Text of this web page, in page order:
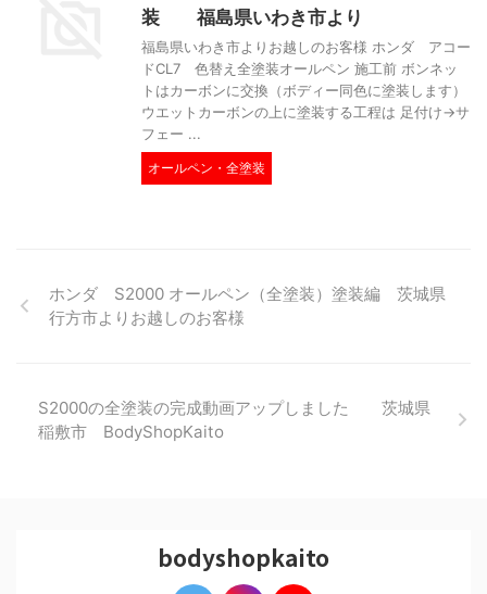
装 福島県いわき市より
福島県いわき市よりお越しのお客様 ホンダ アコー
ドCL7 色替え全塗装オールペン 施工前 ボンネッ
トはカーボンに交換（ボディー同色に塗装します）
ウエットカーボンの上に塗装する工程は 足付け→サ
フェー ...
オールペン・全塗装
ホンダ S2000 オールペン（全塗装）塗装編 茨城県
行方市よりお越しのお客様
S2000の全塗装の完成動画アップしました 茨城県
稲敷市 BodyShopKaito
bodyshopkaito